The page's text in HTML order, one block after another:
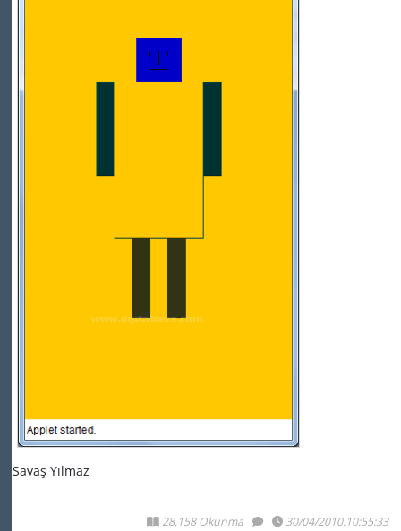
Savaş Yılmaz
28,158 Okunma 30/04/2010.10:55:33